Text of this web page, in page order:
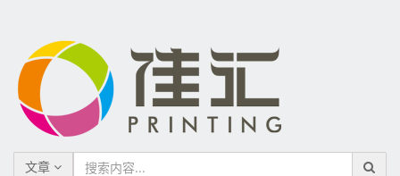
文章